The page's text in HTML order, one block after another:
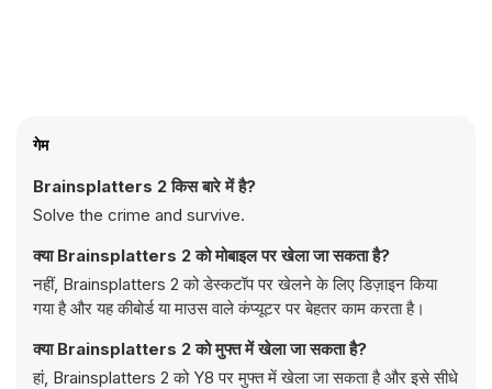
गेम
Brainsplatters 2 किस बारे में है?
Solve the crime and survive.
क्या Brainsplatters 2 को मोबाइल पर खेला जा सकता है?
नहीं, Brainsplatters 2 को डेस्कटॉप पर खेलने के लिए डिज़ाइन किया
गया है और यह कीबोर्ड या माउस वाले कंप्यूटर पर बेहतर काम करता है।
क्या Brainsplatters 2 को मुफ्त में खेला जा सकता है?
हां, Brainsplatters 2 को Y8 पर मुफ्त में खेला जा सकता है और इसे सीधे